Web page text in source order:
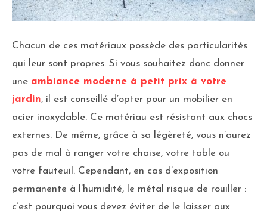
Chacun de ces matériaux possède des particularités
qui leur sont propres. Si vous souhaitez donc donner
une ambiance moderne à petit prix à votre
jardin, il est conseillé d’opter pour un mobilier en
acier inoxydable. Ce matériau est résistant aux chocs
externes. De même, grâce à sa légèreté, vous n’aurez
pas de mal à ranger votre chaise, votre table ou
votre fauteuil. Cependant, en cas d’exposition
permanente à l’humidité, le métal risque de rouiller :
c’est pourquoi vous devez éviter de le laisser aux